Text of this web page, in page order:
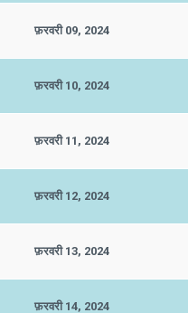
फ़रवरी 09, 2024
फ़रवरी 10, 2024
फ़रवरी 11, 2024
फ़रवरी 12, 2024
फ़रवरी 13, 2024
फ़रवरी 14, 2024